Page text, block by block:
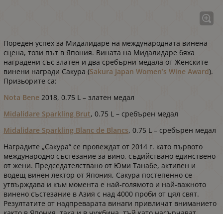
Пореден успех за Мидалидаре на международната винена
сцена, този път в Япония. Вината на Мидалидаре бяха
наградени със златен и два сребърни медала от Женските
винени награди Сакура (Sakura Japan Women’s Wine Award).
Призьорите са:
Nota Bene 2018, 0.75 L – златен медал
Midalidare Sparkling Brut, 0.75 L – сребърен медал
Midalidare Sparkling Blanc de Blancs, 0.75 L – сребърен медал
Наградите „Сакура“ се провеждат от 2014 г. като първото
международно състезание за вино, съдийствано единствено
от жени. Председателствано от Юми Танабе, активен и
водещ винен лектор от Япония, Сакура постепенно се
утвърждава и към момента е най-голямото и най-важното
винено състезание в Азия с над 4000 проби от цял ​​свят.
Резултатите от надпреварата винаги привличат вниманието